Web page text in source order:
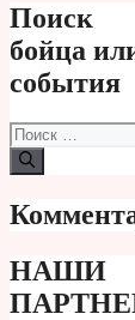
Поиск
бойца
события
Поиск:
НАШИ